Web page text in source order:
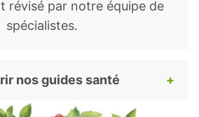
.
Bhattacharyya S, Bose S.
(L.) Dunal) Root
Memory and
J Diet Suppl. 2017
révisé par notre équipe de
spécialistes.
nos guides santé